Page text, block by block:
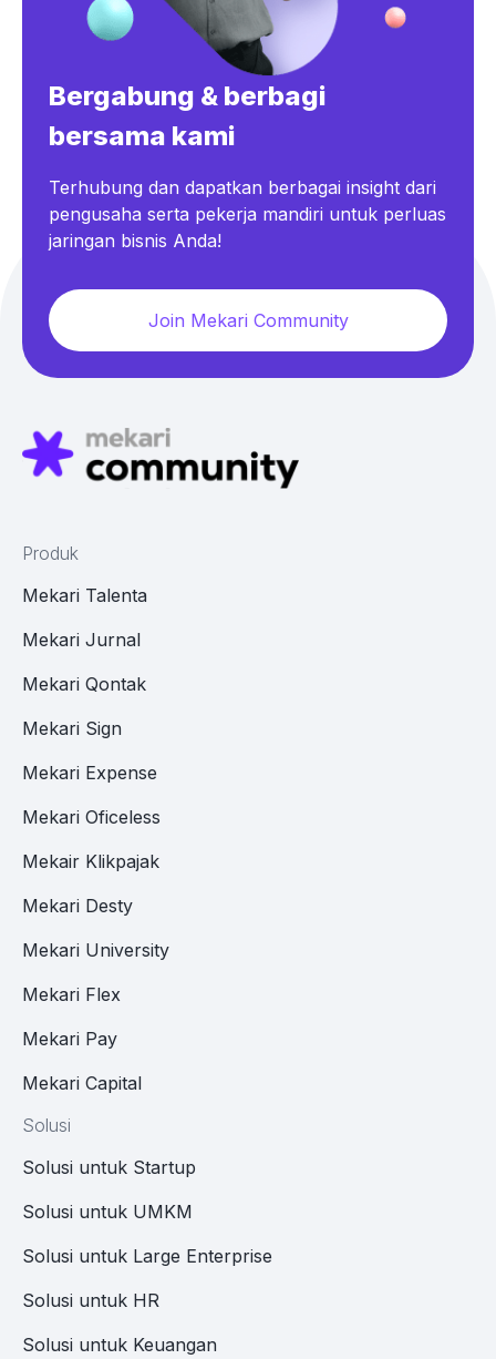
Bergabung & berbagi
bersama kami
Terhubung dan dapatkan berbagai insight dari
pengusaha serta pekerja mandiri untuk perluas
jaringan bisnis Anda!
Join Mekari Community
Produk
Mekari Talenta
Mekari Jurnal
Mekari Qontak
Mekari Sign
Mekari Expense
Mekari Oficeless
Mekair Klikpajak
Mekari Desty
Mekari University
Mekari Flex
Mekari Pay
Mekari Capital
Solusi
Solusi untuk Startup
Solusi untuk UMKM
Solusi untuk Large Enterprise
Solusi untuk HR
Solusi untuk Keuangan